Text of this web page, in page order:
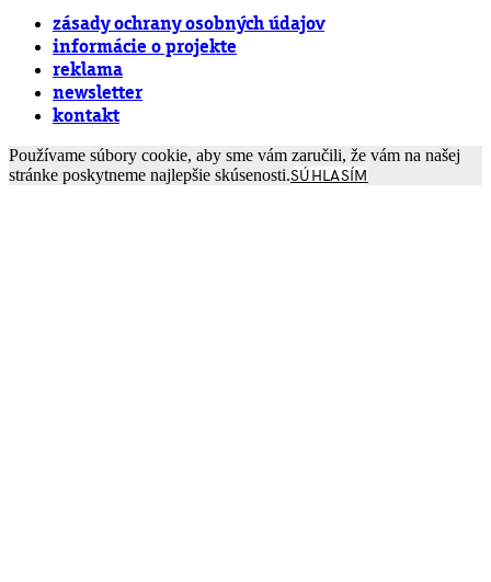
zásady ochrany osobných údajov
informácie o projekte
reklama
newsletter
kontakt
Používame súbory cookie, aby sme vám zaručili, že vám na našej
stránke poskytneme najlepšie skúsenosti.SÚHLASÍM